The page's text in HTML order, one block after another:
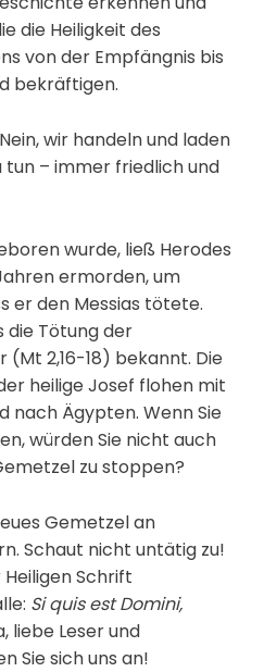
die Heiligkeit des
von der Empfängnis bis
bekräftigen.
wir handeln und laden
tun – immer friedlich und
wurde, ließ Herodes
ermorden, um
er den Messias tötete.
die Tötung der
(Mt 2,16-18) bekannt. Die
heilige Josef flohen mit
nach Ägypten. Wenn Sie
würden Sie nicht auch
zu stoppen?
Gemetzel an
Schaut nicht untätig zu!
Schrift
Si quis est Domini,
liebe Leser und
Sie sich uns an!